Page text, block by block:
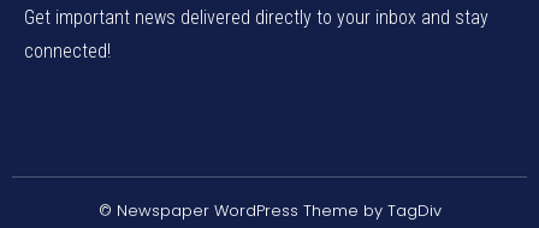
Get important news delivered directly to your inbox and stay
connected!
© Newspaper WordPress Theme by TagDiv